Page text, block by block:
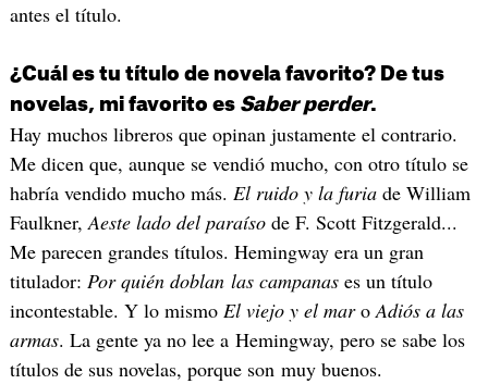
antes el título.
¿Cuál es tu título de novela favorito? De tus
novelas, mi favorito es Saber perder.
Hay muchos libreros que opinan justamente el contrario.
Me dicen que, aunque se vendió mucho, con otro título se
habría vendido mucho más. El ruido y la furiade William
Faulkner,Aeste lado del paraísode F. Scott Fitzgerald...
Me parecen grandes títulos. Hemingway era un gran
titulador: Por quién doblan las campanases un título
incontestable. Y lo mismo El viejo y el maroAdiós a las
armas. La gente ya no lee a Hemingway, pero se sabe los
títulos de sus novelas, porque son muy buenos.